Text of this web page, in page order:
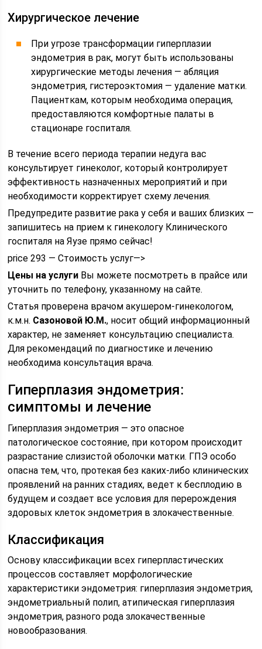
Хирургическое лечение
При угрозе трансформации гиперплазии
эндометрия в рак, могут быть использованы
хирургические методы лечения — абляция
эндометрия, гистероэктомия — удаление матки.
Пациенткам, которым необходима операция,
предоставляются комфортные палаты в
стационаре госпиталя.
В течение всего периода терапии недуга вас
консультирует гинеколог, который контролирует
эффективность назначенных мероприятий и при
необходимости корректирует схему лечения.
Предупредите развитие рака у себя и ваших близких —
запишитесь на прием к гинекологу Клинического
госпиталя на Яузе прямо сейчас!
price 293 — Стоимость услуг—>
Цены на услуги Вы можете посмотреть в прайсе или
уточнить по телефону, указанному на сайте.
Статья проверена врачом акушером-гинекологом,
к.м.н. Сазоновой Ю.М., носит общий информационный
характер, не заменяет консультацию специалиста.
Для рекомендаций по диагностике и лечению
необходима консультация врача.
Гиперплазия эндометрия:
симптомы и лечение
Гиперплазия эндометрия — это опасное
патологическое состояние, при котором происходит
разрастание слизистой оболочки матки. ГПЭ особо
опасна тем, что, протекая без каких-либо клинических
проявлений на ранних стадиях, ведет к бесплодию в
будущем и создает все условия для перерождения
здоровых клеток эндометрия в злокачественные.
Классификация
Основу классификации всех гиперпластических
процессов составляет морфологические
характеристики эндометрия: гиперплазия эндометрия,
эндометриальный полип, атипическая гиперплазия
эндометрия, разного рода злокачественные
новообразования.